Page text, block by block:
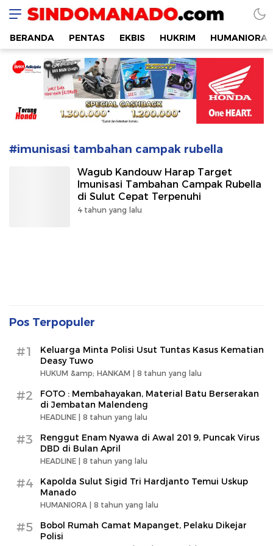
SINDOMANADO
Informatif dan Edukatif
BERANDA PENTAS EKBIS HUKRIM HUMANIORA
#imunisasi tambahan campak rubella
Wagub Kandouw Harap Target
Imunisasi Tambahan Campak Rubella
di Sulut Cepat Terpenuhi
4 tahun yang lalu
Pos Terpopuler
#1
Keluarga Minta Polisi Usut Tuntas Kasus Kematian
Deasy Tuwo
HUKUM &amp; HANKAM | 8 tahun yang lalu
#2
FOTO : Membahayakan, Material Batu Berserakan
di Jembatan Malendeng
HEADLINE | 8 tahun yang lalu
#3
Renggut Enam Nyawa di Awal 2019, Puncak Virus
DBD di Bulan April
HEADLINE | 8 tahun yang lalu
#4
Kapolda Sulut Sigid Tri Hardjanto Temui Uskup
Manado
HUMANIORA | 8 tahun yang lalu
#5
Bobol Rumah Camat Mapanget, Pelaku Dikejar
Polisi